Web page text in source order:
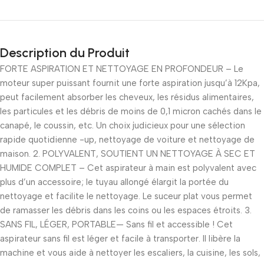
Incoryable offres
prix KDO
Description du Produit
FORTE ASPIRATION ET NETTOYAGE EN PROFONDEUR – Le
moteur super puissant fournit une forte aspiration jusqu’à 12Kpa,
peut facilement absorber les cheveux, les résidus alimentaires,
les particules et les débris de moins de 0,1 micron cachés dans le
canapé, le coussin, etc. Un choix judicieux pour une sélection
rapide quotidienne -up, nettoyage de voiture et nettoyage de
maison. 2. POLYVALENT, SOUTIENT UN NETTOYAGE À SEC ET
HUMIDE COMPLET – Cet aspirateur à main est polyvalent avec
plus d’un accessoire; le tuyau allongé élargit la portée du
nettoyage et facilite le nettoyage. Le suceur plat vous permet
de ramasser les débris dans les coins ou les espaces étroits. 3.
SANS FIL, LÉGER, PORTABLE— Sans fil et accessible ! Cet
aspirateur sans fil est léger et facile à transporter. Il libère la
machine et vous aide à nettoyer les escaliers, la cuisine, les sols,